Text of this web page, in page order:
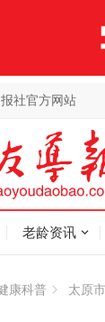
社官方网站
老龄资讯
康科普 太原